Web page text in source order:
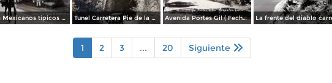
Tipos Mexicanos tipicos aguadores.. Tunel Carretera Pie de la Cuesta Acapulco . Avenida Portes Gil ( Fechada el en 1931 ).
1 2 3 ... 20 Siguiente